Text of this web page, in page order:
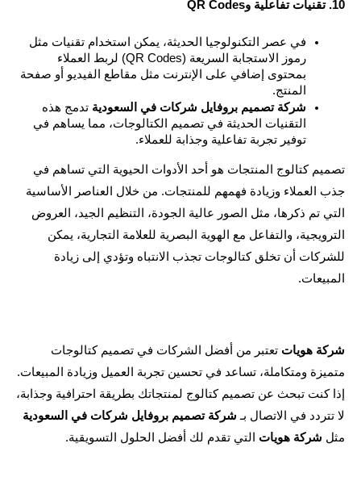
في عصر التكنولوجيا الحديثة، يمكن استخدام تقنيات مثل
رموز الاستجابة السريعة (QR Codes) لربط العملاء
بمحتوى إضافي على الإنترنت مثل مقاطع الفيديو أو صفحة
شركة تصميم بروفايل شركات في السعودية
تدمج هذه
التقنيات الحديثة في تصميم الكتالوجات، مما يساهم في
توفير تجربة تفاعلية وجذابة للعملاء.
تصميم كتالوج المنتجات هو أحد الأدوات الحيوية التي تساهم في
جذب العملاء وزيادة فهمهم للمنتجات. من خلال العناصر الأساسية
التي تم ذكرها، مثل الصور عالية الجودة، التنظيم الجيد، العروض
الترويجية، والتفاعل مع الهوية البصرية للعلامة التجارية، يمكن
للشركات أن تخلق كتالوجات تجذب الانتباه وتؤدي إلى زيادة
هويات
تعتبر من أفضل الشركات في تصميم كتالوجات
متميزة ومتكاملة، تساعد في تحسين تجربة العميل وزيادة المبيعات.
إذا كنت تبحث عن تصميم كتالوج لمنتجاتك بطريقة احترافية وجذابة،
في الاتصال بـ شركة تصميم بروفايل شركات في السعودية
شركة هويات التي تقدم لك أفضل الحلول التسويقية.